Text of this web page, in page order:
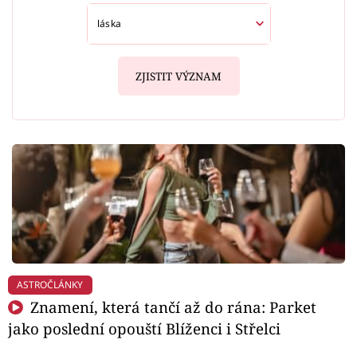
ZJISTIT VÝZNAM
ASTROČLÁNKY
Znamení, která tančí až do rána: Parket
jako poslední opouští Blíženci i Střelci